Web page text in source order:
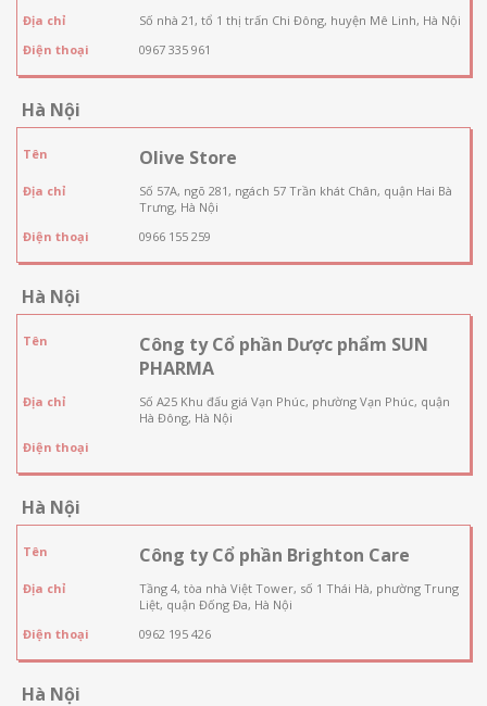
Địa chỉ
Số nhà 21, tổ 1 thị trấn Chi Đông, huyện Mê Linh, Hà Nội
Điện thoại
0967 335 961
Hà Nội
Tên Olive Store
Địa chỉ
Số 57A, ngõ 281, ngách 57 Trần khát Chân, quận Hai Bà
Trưng, Hà Nội
Điện thoại
0966 155 259
Hà Nội
Tên
Công ty Cổ phần Dược phẩm SUN
PHARMA
Địa chỉ
Số A25 Khu đấu giá Vạn Phúc, phường Vạn Phúc, quận
Hà Đông, Hà Nội
Điện thoại
Hà Nội
Tên Công ty Cổ phần Brighton Care
Địa chỉ
Tầng 4, tòa nhà Việt Tower, số 1 Thái Hà, phường Trung
Liệt, quận Đống Đa, Hà Nội
Điện thoại
0962 195 426
Hà Nội